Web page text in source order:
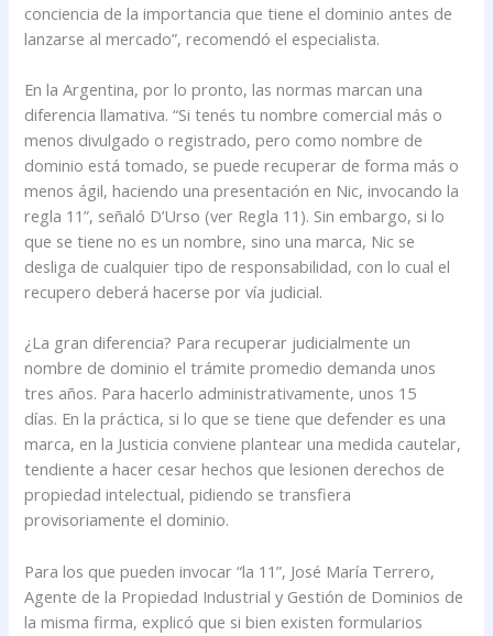
conciencia de la importancia que tiene el dominio antes de
lanzarse al mercado”, recomendó el especialista.
En la Argentina, por lo pronto, las normas marcan una
diferencia llamativa. “Si tenés tu nombre comercial más o
menos divulgado o registrado, pero como nombre de
dominio está tomado, se puede recuperar de forma más o
menos ágil, haciendo una presentación en Nic, invocando la
regla 11”, señaló D’Urso (ver Regla 11). Sin embargo, si lo
que se tiene no es un nombre, sino una marca, Nic se
desliga de cualquier tipo de responsabilidad, con lo cual el
recupero deberá hacerse por vía judicial.
¿La gran diferencia? Para recuperar judicialmente un
nombre de dominio el trámite promedio demanda unos
tres años. Para hacerlo administrativamente, unos 15
días. En la práctica, si lo que se tiene que defender es una
marca, en la Justicia conviene plantear una medida cautelar,
tendiente a hacer cesar hechos que lesionen derechos de
propiedad intelectual, pidiendo se transfiera
provisoriamente el dominio.
Para los que pueden invocar “la 11”, José María Terrero,
Agente de la Propiedad Industrial y Gestión de Dominios de
la misma firma, explicó que si bien existen formularios